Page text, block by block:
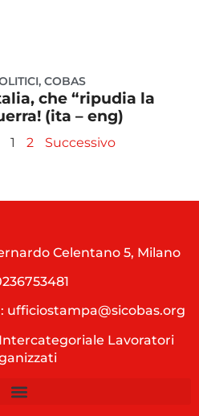
, COBAS
che “ripudia la
(ita – eng)
1 2 Successivo
Celentano 5, Milano
ufficiostampa@sicobas.org
Lavoratori